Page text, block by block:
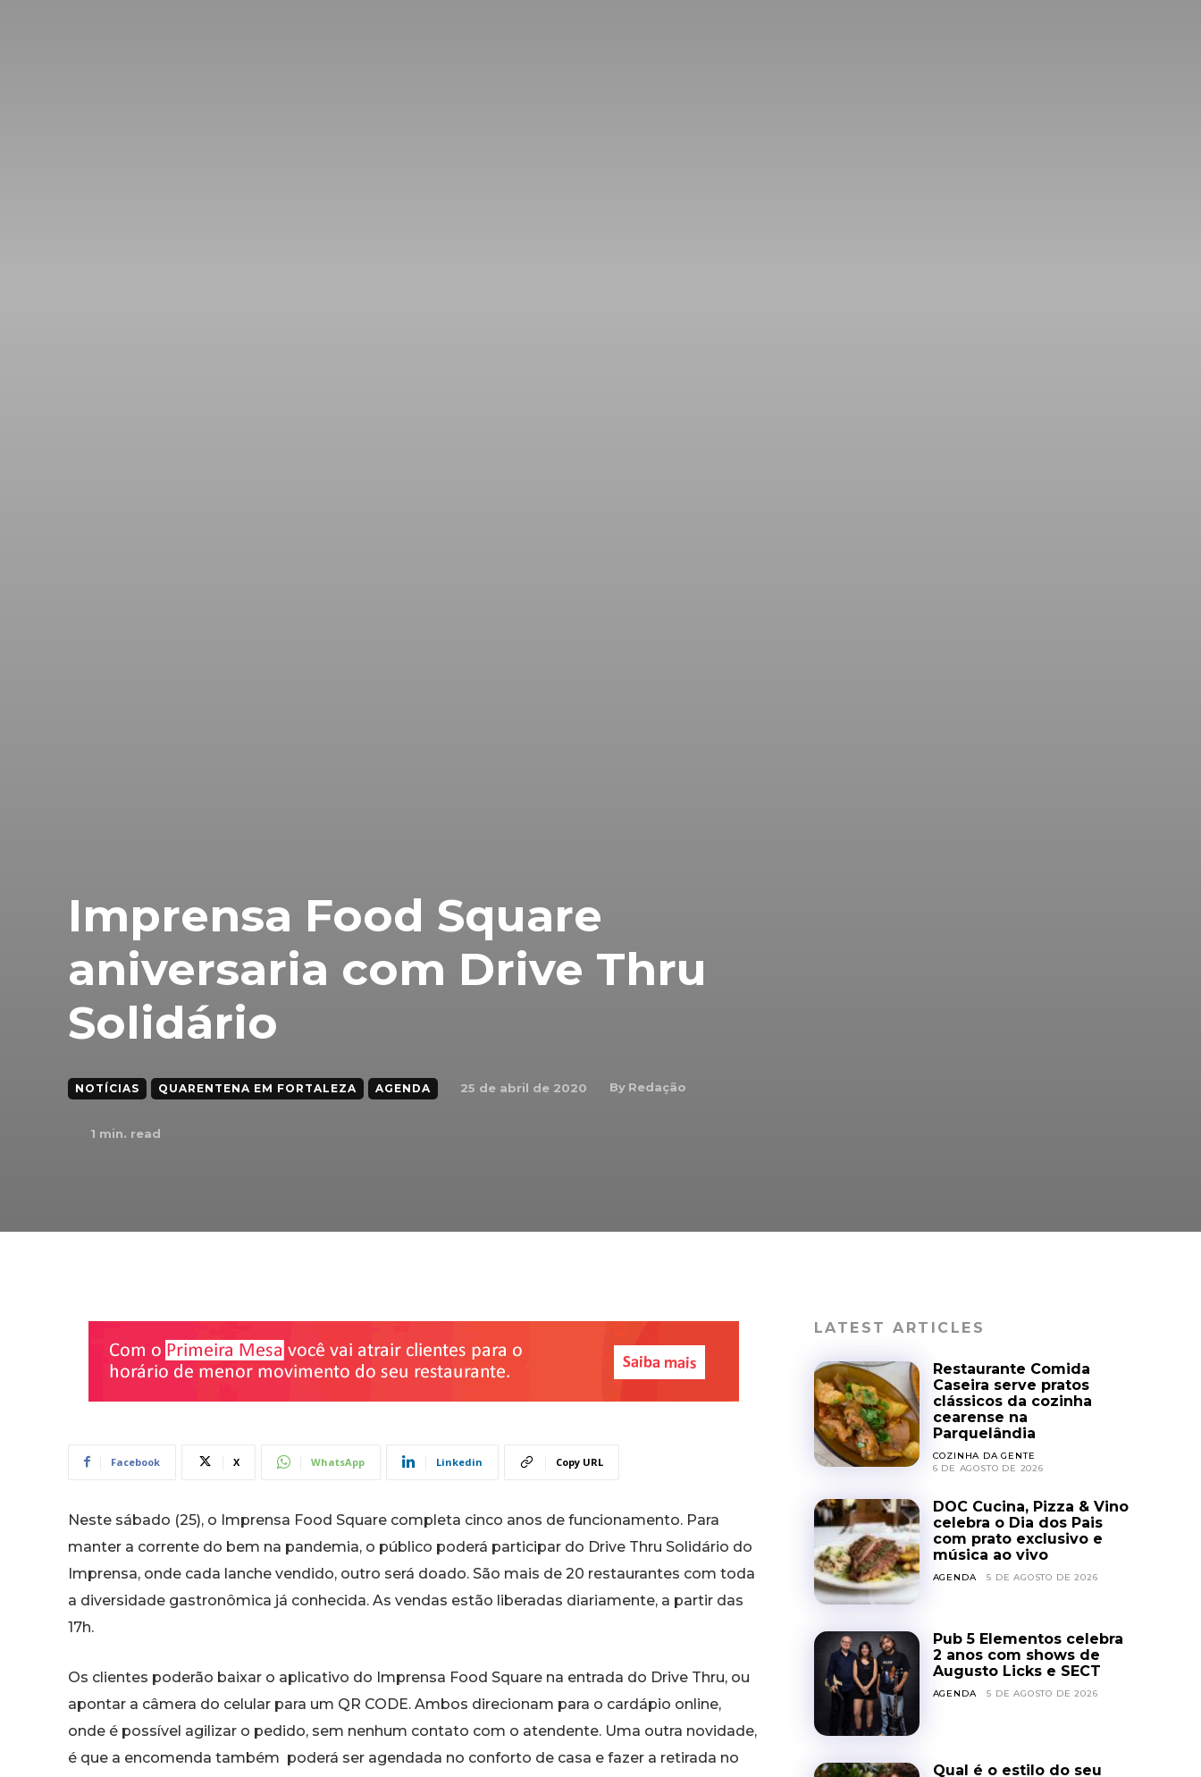
Imprensa Food Square
aniversaria com Drive Thru
Solidário
NOTÍCIAS QUARENTENA EM FORTALEZA AGENDA 25 de abril de 2020 By Redação
1 min. read
Facebook X WhatsApp Linkedin Copy URL
Neste sábado (25), o Imprensa Food Square completa cinco anos de funcionamento. Para
manter a corrente do bem na pandemia, o público poderá participar do Drive Thru Solidário do
Imprensa, onde cada lanche vendido, outro será doado. São mais de 20 restaurantes com toda
a diversidade gastronômica já conhecida. As vendas estão liberadas diariamente, a partir das
17h.
Os clientes poderão baixar o aplicativo do Imprensa Food Square na entrada do Drive Thru, ou
apontar a câmera do celular para um QR CODE. Ambos direcionam para o cardápio online,
onde é possível agilizar o pedido, sem nenhum contato com o atendente. Uma outra novidade,
é que a encomenda também poderá ser agendada no conforto de casa e fazer a retirada no
LATEST ARTICLES
Restaurante Comida
Caseira serve pratos
clássicos da cozinha
cearense na
Parquelândia
COZINHA DA GENTE
6 DE AGOSTO DE 2026
DOC Cucina, Pizza & Vino
celebra o Dia dos Pais
com prato exclusivo e
música ao vivo
AGENDA 5 DE AGOSTO DE 2026
Pub 5 Elementos celebra
2 anos com shows de
Augusto Licks e SECT
AGENDA 5 DE AGOSTO DE 2026
Qual é o estilo do seu